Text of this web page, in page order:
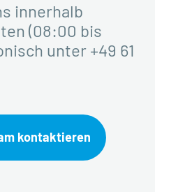
innerhalb
(08:00 bis
unter +49 61
kontaktieren